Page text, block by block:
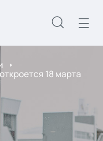
18 марта